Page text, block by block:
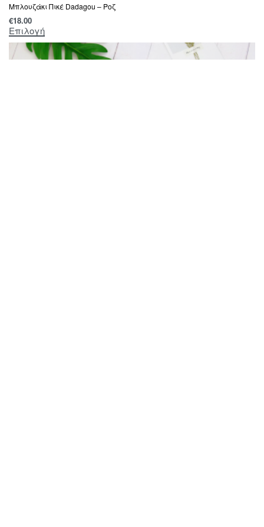
Mπλουζάκι Πικέ Dadagou – Ροζ
€18.00
Επιλογή